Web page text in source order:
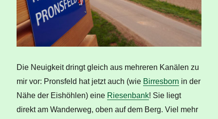
Die Neuigkeit dringt gleich aus mehreren Kanälen zu
mir vor: Pronsfeld hat jetzt auch (wie Birresborn in der
Nähe der Eishöhlen) eine Riesenbank! Sie liegt
direkt am Wanderweg, oben auf dem Berg. Viel mehr